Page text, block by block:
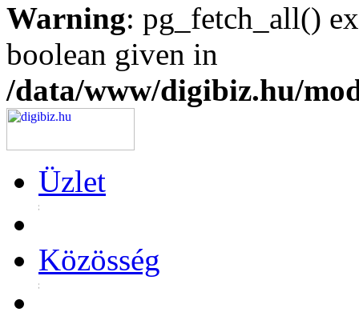
Warning: pg_fetch_all()
boolean given in
/data/www/digibiz.hu/
Üzlet
Közösség